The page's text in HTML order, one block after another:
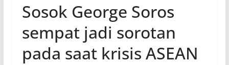
Sosok George Soros
sempat jadi sorotan
pada saat krisis ASEAN